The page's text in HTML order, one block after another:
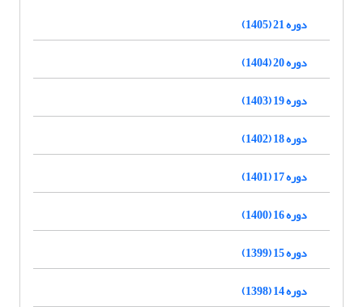
دوره 21 (1405)
دوره 20 (1404)
دوره 19 (1403)
دوره 18 (1402)
دوره 17 (1401)
دوره 16 (1400)
دوره 15 (1399)
دوره 14 (1398)